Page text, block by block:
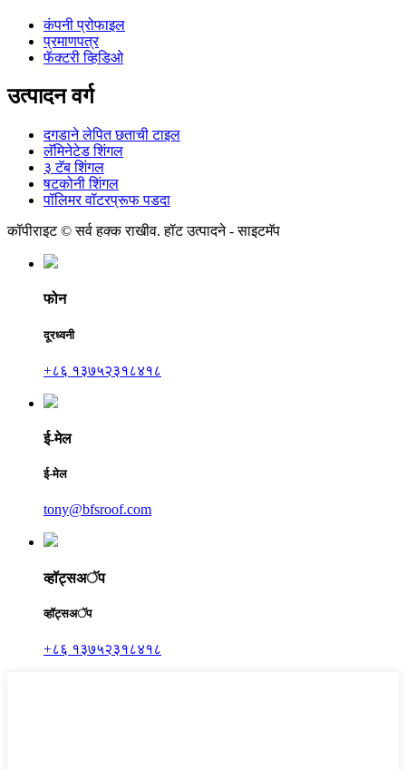
कंपनी प्रोफाइल
प्रमाणपत्र
फॅक्टरी व्हिडिओ
उत्पादन वर्ग
दगडाने लेपित छताची टाइल
लॅमिनेटेड शिंगल
३ टॅब शिंगल
षटकोनी शिंगल
पॉलिमर वॉटरप्रूफ पडदा
कॉपीराइट © सर्व हक्क राखीव. हॉट उत्पादने - साइटमॅप
फोन
दूरध्वनी
+८६ १३७५२३१८४१८
ई-मेल
ई-मेल
tony@bfsroof.com
व्हॉट्सअॅप
व्हॉट्सअॅप
+८६ १३७५२३१८४१८